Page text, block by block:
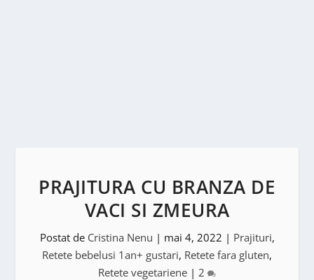
PRAJITURA CU BRANZA DE
VACI SI ZMEURA
Postat de Cristina Nenu | mai 4, 2022 | Prajituri,
Retete bebelusi 1an+ gustari, Retete fara gluten,
Retete vegetariene | 2